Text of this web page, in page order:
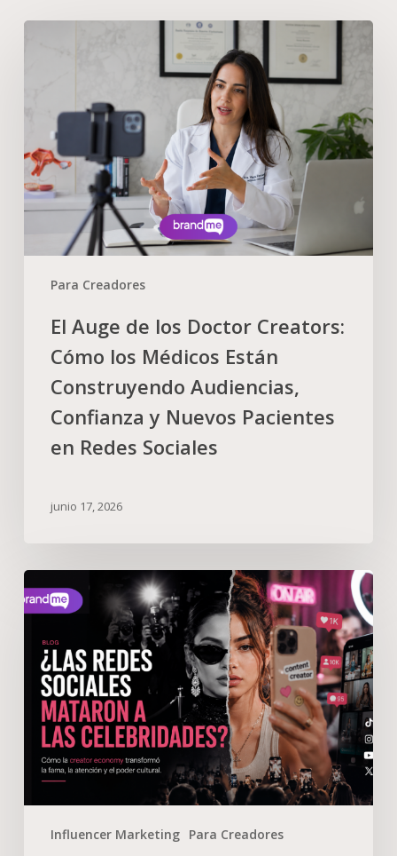
Para Creadores
El Auge de los Doctor Creators:
Cómo los Médicos Están
Construyendo Audiencias,
Confianza y Nuevos Pacientes
en Redes Sociales
junio 17, 2026
Influencer Marketing Para Creadores